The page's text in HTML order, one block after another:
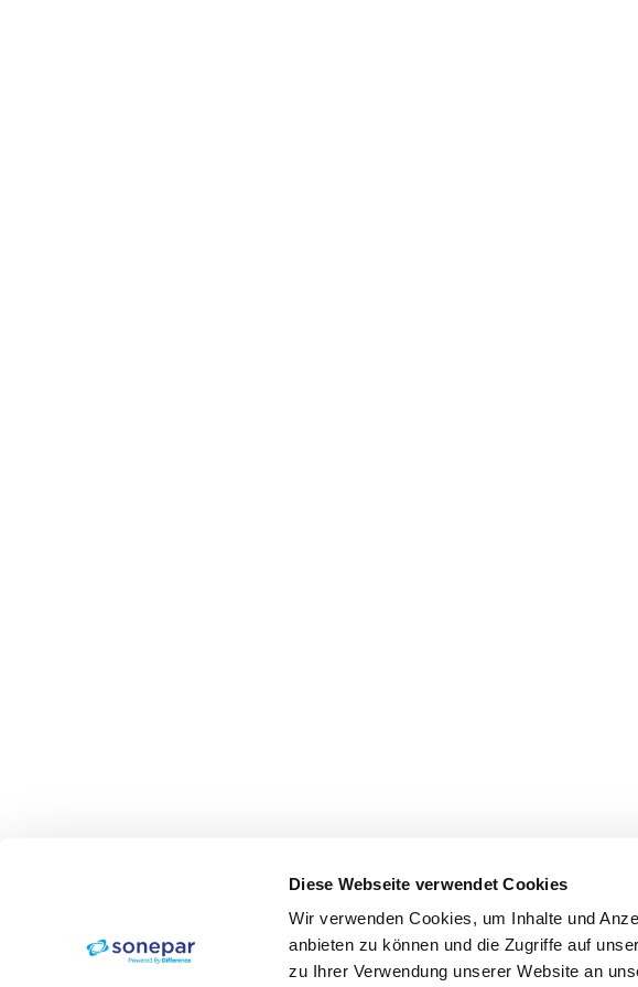
Diese Webseite verwendet Cookies
Wir verwenden Cookies, um Inhalte und
anbieten zu können und die Zugriffe auf
zu Ihrer Verwendung unserer Website an